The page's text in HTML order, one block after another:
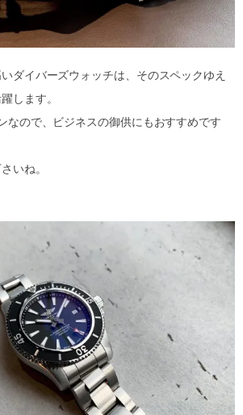
ダイバーズウォッチは、そのスペックゆえ
します。
なので、ビジネスの御供にもおすすめです
いね。